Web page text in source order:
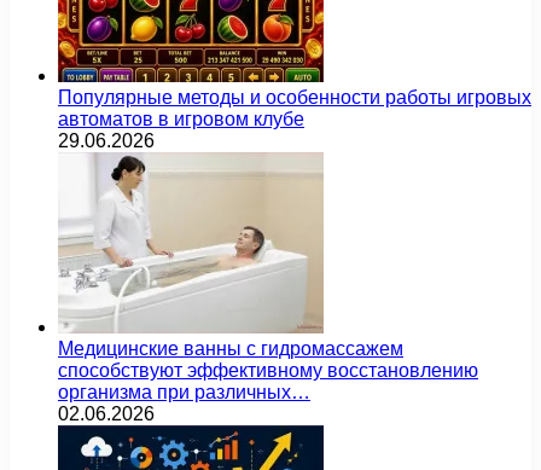
Популярные методы и особенности работы игровых
автоматов в игровом клубе
29.06.2026
Медицинские ванны с гидромассажем
способствуют эффективному восстановлению
организма при различных…
02.06.2026